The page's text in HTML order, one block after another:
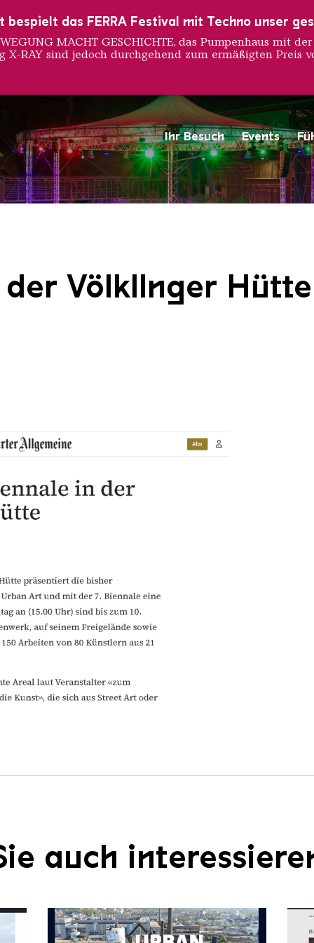
Ihr Besuch Events
Saarländischen
Völkllnger
auch
bespielt das FERRA Festival mit Techno unser
MACHT GESCHICHTE, das Pumpenhaus mit
RAY sind jedoch durchgehend zum ermäßigten Preis